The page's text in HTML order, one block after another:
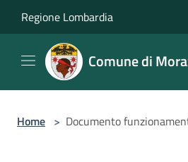
Regione Lombardia
Comune di
Home > Documento